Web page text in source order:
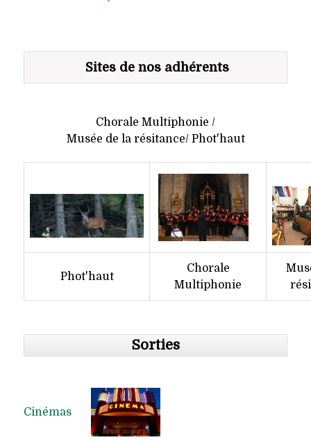
Sites de nos adhérents
Chorale Multiphonie /
Musée de la résitance/ Phot'haut
Phot'haut
Chorale
Multiphonie
Sorties
Cinémas